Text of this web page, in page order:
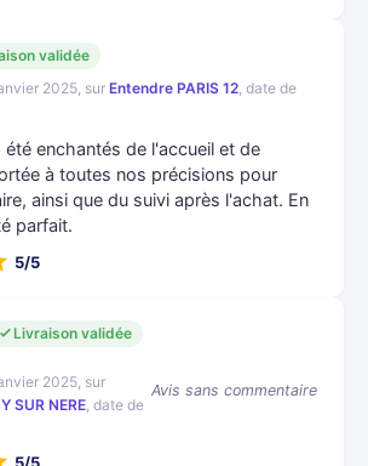
validée
2025, sur Entendre PARIS 12, date de
enchantés de l'accueil et de
à toutes nos précisions pour
ainsi que du suivi après l'achat. En
parfait.
5/5
Livraison validée
2025, sur
SUR NERE, date de
Avis sans commentaire